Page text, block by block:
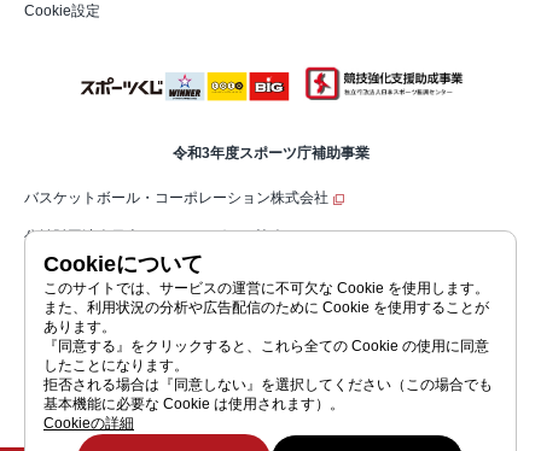
Cookie設定
令和3年度スポーツ庁補助事業
バスケットボール・コーポレーション株式会社
公益財団法人日本バスケットボール協会（JBA）
公益社団法人ジャパン・プロフェッショナル・バスケットボールリーグ（コ
ーポレートサイト）
公益社団法人ジャパン・プロフェッショナル・バスケットボールリーグ
JAPAN PROFESSIONAL BASKETBALL LEAGUE
©JAPAN PROFESSIONAL BASKETBALL LEAGUE
Cookieについて
このサイトでは、サービスの運営に不可欠な Cookie を使用します。
また、利用状況の分析や広告配信のために Cookie を使用することが
あります。
『同意する』をクリックすると、これら全ての Cookie の使用に同意
したことになります。
拒否される場合は『同意しない』を選択してください（この場合でも
基本機能に必要な Cookie は使用されます）。
Cookieの詳細